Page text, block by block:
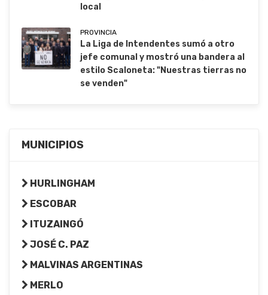
local
PROVINCIA
La Liga de Intendentes sumó a otro
jefe comunal y mostró una bandera al
estilo Scaloneta: "Nuestras tierras no
se venden"
MUNICIPIOS
HURLINGHAM
ESCOBAR
ITUZAINGÓ
JOSÉ C. PAZ
MALVINAS ARGENTINAS
MERLO